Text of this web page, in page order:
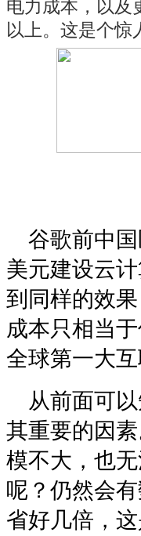
电力成本，以及
以上。这是个
谷歌前中国
美元建设云
到同样的效
成本只相当
全球第一大
从前面可以
其重要的因
模不大，也
呢？仍然会
省好几倍，